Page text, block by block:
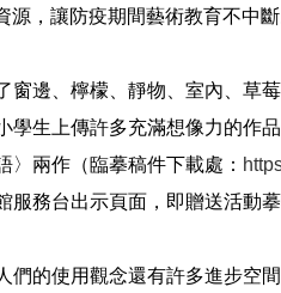
源，讓防疫期間藝術教育不中斷
窗邊、檸檬、靜物、室內、草
學生上傳許多充滿想像力的作
兩作（臨摹稿件下載處：
服務台出示頁面，即贈送活動摹
們的使用觀念還有許多進步空